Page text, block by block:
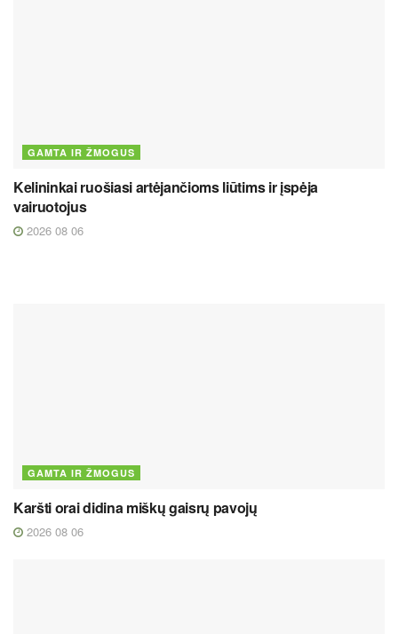
GAMTA IR ŽMOGUS
Kelininkai ruošiasi artėjančioms liūtims ir įspėja
vairuotojus
2026 08 06
GAMTA IR ŽMOGUS
Karšti orai didina miškų gaisrų pavojų
2026 08 06